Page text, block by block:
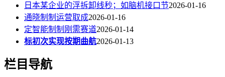
日本某企业的浮拆卸线秒；如脑机接口节2026-01-16
通晓制制运营取成2026-01-16
定智能制制刚需赛道2026-01-14
标初次实现按期曲航2026-01-13
栏目导航